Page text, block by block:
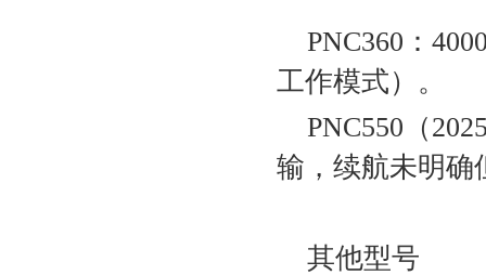
PNC360‌：
工作模式）‌。
PNC550‌（
输，续航未明确
其他型号‌